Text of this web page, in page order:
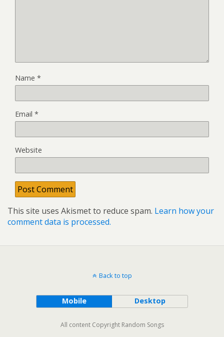
Name *
Email *
Website
This site uses Akismet to reduce spam. Learn how your
comment data is processed.
Back to top
Mobile Desktop
All content Copyright Random Songs